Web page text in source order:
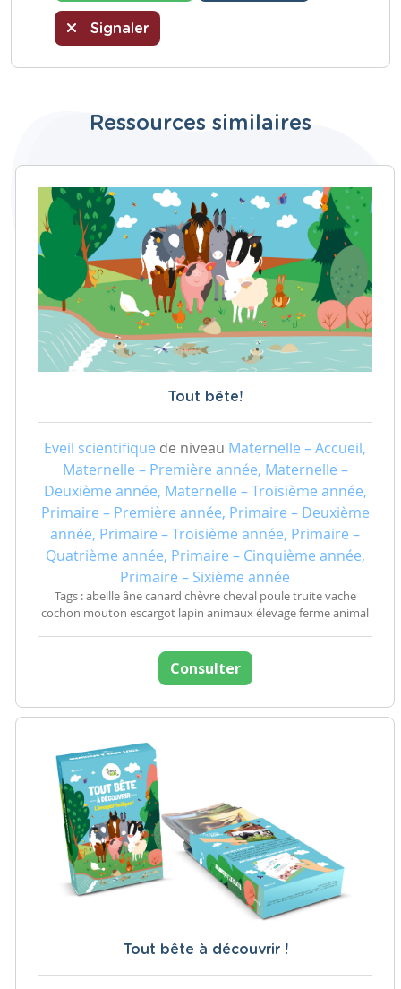
Signaler
Ressources similaires
Tout bête!
Eveil scientifique de niveau Maternelle – Accueil,
Maternelle – Première année, Maternelle –
Deuxième année, Maternelle – Troisième année,
Primaire – Première année, Primaire – Deuxième
année, Primaire – Troisième année, Primaire –
Quatrième année, Primaire – Cinquième année,
Primaire – Sixième année
Tags : abeille âne canard chèvre cheval poule truite vache
cochon mouton escargot lapin animaux élevage ferme animal
Consulter
Tout bête à découvrir !